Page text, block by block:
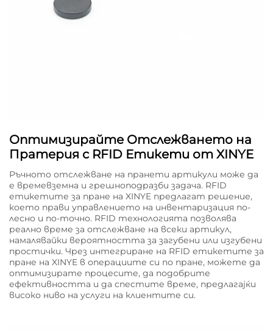
Оптимизирайте Отслежването на
Пратерия с RFID Етикети от XINYE
Ръчното отслежване на пранети артикули може да
е времевземна и грешноподразби задача. RFID
етикетите за пране на XINYE предлагат решение,
което прави управлението на инвентаризация по-
лесно и по-точно. RFID технологията позволява
реално време за отслежване на всеки артикул,
намалявайки вероятността за загубени или изгубени
простички. Чрез интегриране на RFID етикетите за
пране на XINYE в операциите си по пране, можете да
оптимизирате процесите, да подобрите
ефективността и да спестите време, предлагајќи
високо ниво на услуги на клиентите си.